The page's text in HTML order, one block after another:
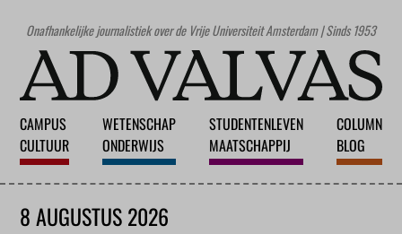
Onafhankelijke journalistiek over de Vrije Universiteit Amsterdam | Sinds 1953
CAMPUS
CULTUUR
WETENSCHAP
ONDERWIJS
STUDENTENLEVEN
MAATSCHAPPIJ
COLUMN
BLOG
8 AUGUSTUS 2026